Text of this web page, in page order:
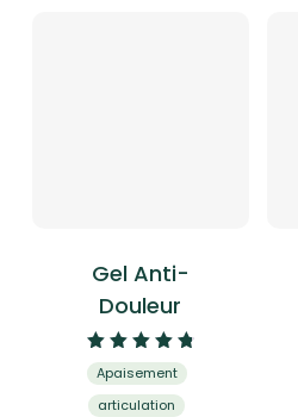
Gel Anti-
Douleur
Note
4.93
sur 5
Apaisement
articulation